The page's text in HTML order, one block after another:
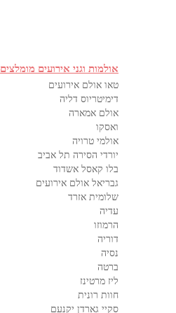
אולמות וגני אירועים מומלצים
טאו אולם אירועים
דימיטריוס דליה
אולם אמארה
ואסקו
אולמי טרויה
יורדי הסירה תל אביב
בלו קאסל אשדוד
גבריאל אולם אירועים
שלומית אזרד
עדיה
הרמוזו
דוריה
נסיה
ברטה
ליז מרטינז
חוות רונית
סקיי גארדן יקנעם